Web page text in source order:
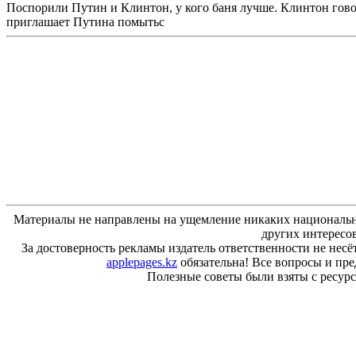
Поспорили Путин и Клинтон, у кого баня лучше. Клинтон
приглашает Путина помытьс
Материалы не направлены на ущемление никаких
других
За достоверность рекламы издатель ответственности не
applepages.kz обязательна! Все вопросы и
Полезные советы были взяты с